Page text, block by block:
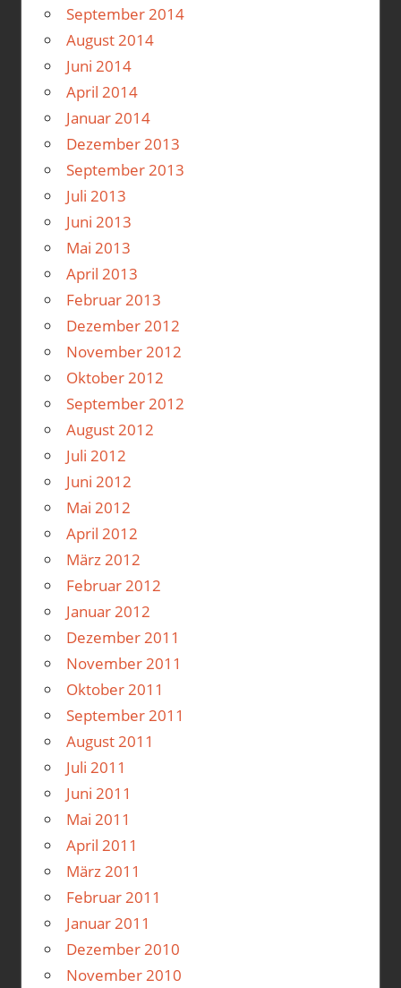
September 2014
August 2014
Juni 2014
April 2014
Januar 2014
Dezember 2013
September 2013
Juli 2013
Juni 2013
Mai 2013
April 2013
Februar 2013
Dezember 2012
November 2012
Oktober 2012
September 2012
August 2012
Juli 2012
Juni 2012
Mai 2012
April 2012
März 2012
Februar 2012
Januar 2012
Dezember 2011
November 2011
Oktober 2011
September 2011
August 2011
Juli 2011
Juni 2011
Mai 2011
April 2011
März 2011
Februar 2011
Januar 2011
Dezember 2010
November 2010